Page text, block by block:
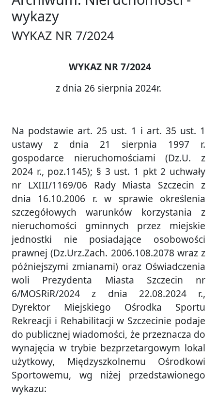
wykazy
WYKAZ NR 7/2024
WYKAZ NR 7/2024
z dnia 26 sierpnia 2024r.
Na podstawie art. 25 ust. 1 i art. 35 ust. 1
ustawy z dnia 21 sierpnia 1997 r.
gospodarce nieruchomościami (Dz.U. z
2024 r., poz.1145); § 3 ust. 1 pkt 2 uchwały
nr LXIII/1169/06 Rady Miasta Szczecin z
dnia 16.10.2006 r. w sprawie określenia
szczegółowych warunków korzystania z
nieruchomości gminnych przez miejskie
jednostki nie posiadające osobowości
prawnej (Dz.Urz.Zach. 2006.108.2078 wraz z
późniejszymi zmianami) oraz Oświadczenia
woli Prezydenta Miasta Szczecin nr
6/MOSRiR/2024 z dnia 22.08.2024 r.,
Dyrektor Miejskiego Ośrodka Sportu
Rekreacji i Rehabilitacji w Szczecinie podaje
do publicznej wiadomości, że przeznacza do
wynajęcia w trybie bezprzetargowym lokal
użytkowy, Międzyszkolnemu Ośrodkowi
Sportowemu, wg niżej przedstawionego
wykazu: